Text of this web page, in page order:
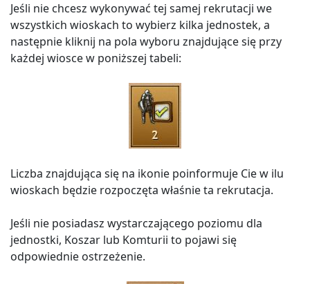
Jeśli nie chcesz wykonywać tej samej rekrutacji we
wszystkich wioskach to wybierz kilka jednostek, a
następnie kliknij na pola wyboru znajdujące się przy
każdej wiosce w poniższej tabeli:
Liczba znajdująca się na ikonie poinformuje Cie w ilu
wioskach będzie rozpoczęta właśnie ta rekrutacja.
Jeśli nie posiadasz wystarczającego poziomu dla
jednostki, Koszar lub Komturii to pojawi się
odpowiednie ostrzeżenie.